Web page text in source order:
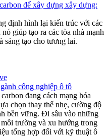
để xây dựng xây dựng:
định hình lại kiến ​​trúc với các
giúp tạo ra các tòa nhà mạnh
sáng tạo cho tương lai.
công nghiệp ô tô
đang cách mạng hóa
chọn thay thế nhẹ, cường độ
bền vững. Đi sâu vào những
trường và xu hướng trong
tổng hợp đối với kỹ thuật ô